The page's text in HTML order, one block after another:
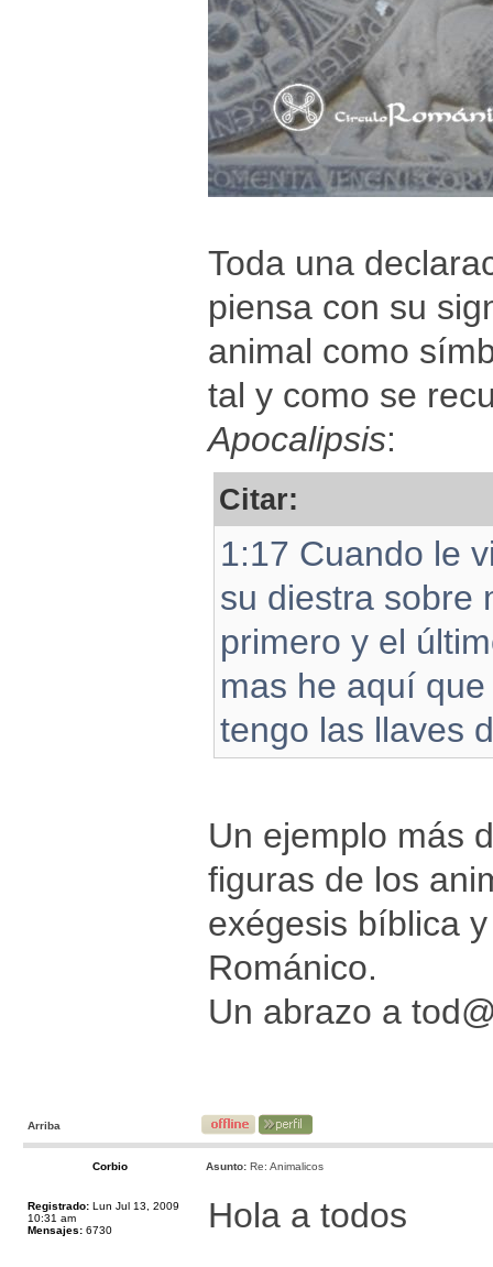
Toda una
piensa con su
animal como
tal y como se
Apocalipsis:
Citar:
1:17 Cuando le
su diestra sobre
primero y el
mas he aquí
tengo las llaves
Un ejemplo más
figuras de los
exégesis bíblica
Románico.
Un abrazo a
Arriba
Corbio Asunto: Re: Animalicos
Registrado: Lun Jul 13, 2009
10:31 am
Mensajes: 6730 Hola a todos